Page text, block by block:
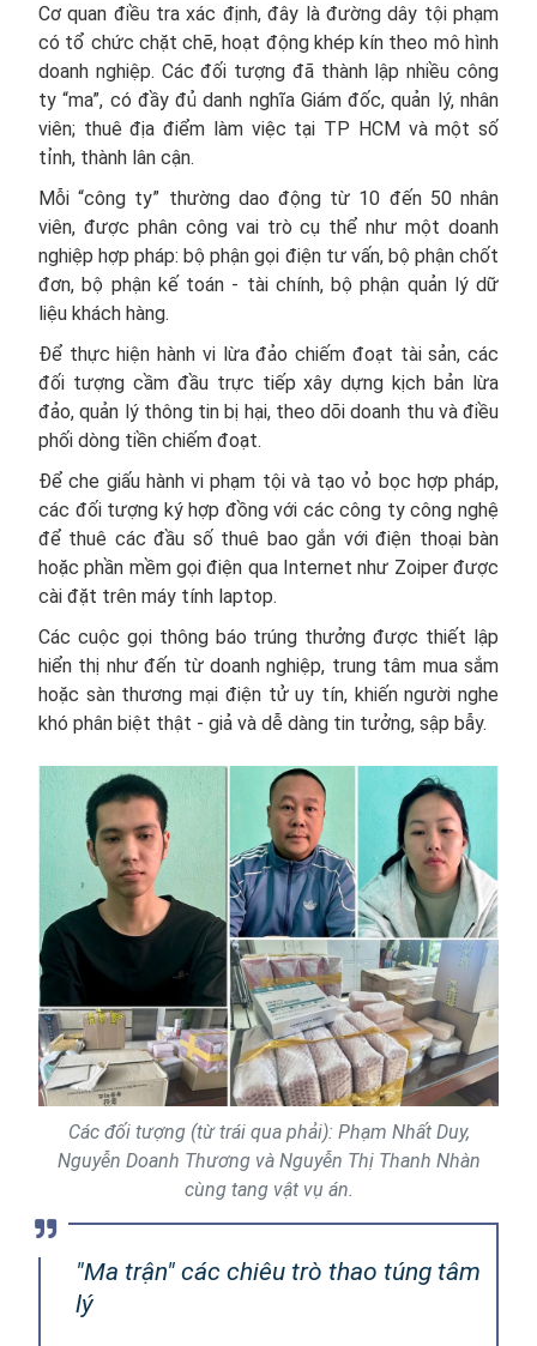
Cơ quan điều tra xác định, đây là đường dây tội phạm
có tổ chức chặt chẽ, hoạt động khép kín theo mô hình
doanh nghiệp. Các đối tượng đã thành lập nhiều công
ty “ma”, có đầy đủ danh nghĩa Giám đốc, quản lý, nhân
viên; thuê địa điểm làm việc tại TP HCM và một số
tỉnh, thành lân cận.
Mỗi “công ty” thường dao động từ 10 đến 50 nhân
viên, được phân công vai trò cụ thể như một doanh
nghiệp hợp pháp: bộ phận gọi điện tư vấn, bộ phận chốt
đơn, bộ phận kế toán - tài chính, bộ phận quản lý dữ
liệu khách hàng.
Để thực hiện hành vi lừa đảo chiếm đoạt tài sản, các
đối tượng cầm đầu trực tiếp xây dựng kịch bản lừa
đảo, quản lý thông tin bị hại, theo dõi doanh thu và điều
phối dòng tiền chiếm đoạt.
Để che giấu hành vi phạm tội và tạo vỏ bọc hợp pháp,
các đối tượng ký hợp đồng với các công ty công nghệ
để thuê các đầu số thuê bao gắn với điện thoại bàn
hoặc phần mềm gọi điện qua Internet như Zoiper được
cài đặt trên máy tính laptop.
Các cuộc gọi thông báo trúng thưởng được thiết lập
hiển thị như đến từ doanh nghiệp, trung tâm mua sắm
hoặc sàn thương mại điện tử uy tín, khiến người nghe
khó phân biệt thật - giả và dễ dàng tin tưởng, sập bẫy.
Các đối tượng (từ trái qua phải): Phạm Nhất Duy,
Nguyễn Doanh Thương và Nguyễn Thị Thanh Nhàn
cùng tang vật vụ án.
"Ma trận" các chiêu trò thao túng tâm
lý